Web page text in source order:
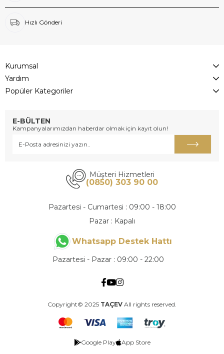
Hızlı Gönderi
Kurumsal
Yardım
Popüler Kategoriler
E-BÜLTEN
Kampanyalarımızdan haberdar olmak için kayıt olun!
Müşteri Hizmetleri
(0850) 303 90 00
Pazartesi - Cumartesi : 09:00 - 18:00
Pazar : Kapalı
Whatsapp Destek Hattı
Pazartesi - Pazar : 09:00 - 22:00
Copyright© 2025 TAÇEV All rights reserved.
Google Play App Store